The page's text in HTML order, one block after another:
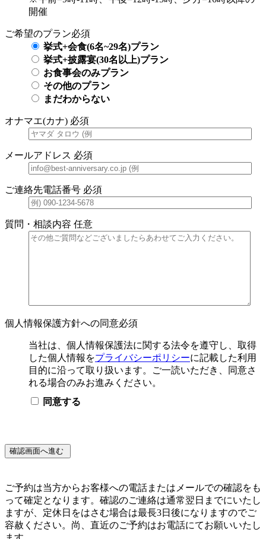
開催
ご希望のプラン必須
挙式+会食(6名~29名)プラン
挙式+披露宴(30名以上)プラン
お食事会のみプラン
その他のプラン
まだわからない
オナマエ(カナ) 必須
メールアドレス 必須
ご連絡先電話番号 必須
質問・相談内容 任意
個人情報保護方針への同意必須
当社は、個人情報保護法に関する法令を遵守し、取得
した個人情報をプライバシーポリシーに記載した利用
目的に沿って取り扱います。ご一読いただき、同意さ
れる場合のみお進みください。
同意する
ご予約は当方からお客様への電話またはメールでの確認をも
って確定となります。確認のご連絡は通常翌日までにいたし
ますが、定休日をはさむ場合は最長3日後になりますのでご
容赦ください。尚、直近のご予約はお電話にてお願いいたし